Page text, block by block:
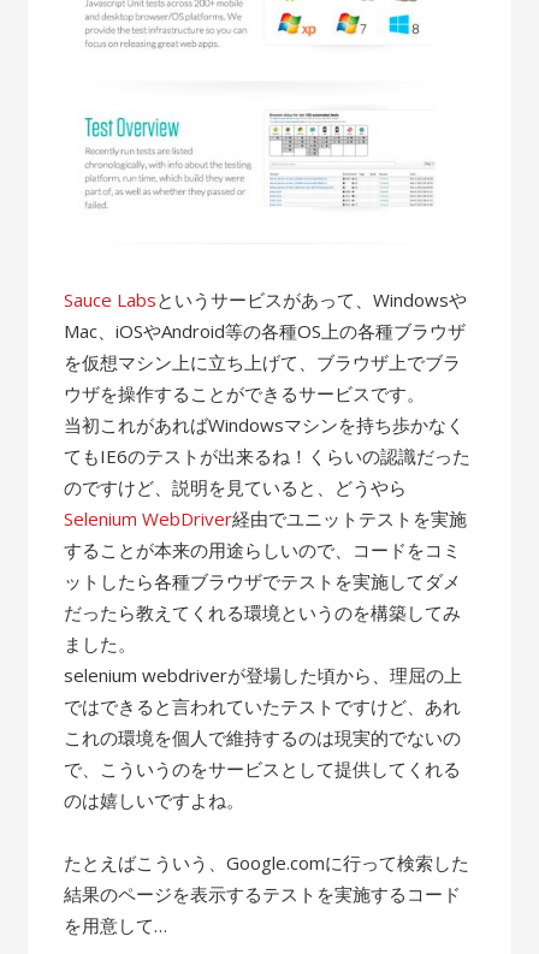
Sauce Labsというサービスがあって、Windowsや
Mac、iOSやAndroid等の各種OS上の各種ブラウザ
を仮想マシン上に立ち上げて、ブラウザ上でブラ
ウザを操作することができるサービスです。
当初これがあればWindowsマシンを持ち歩かなく
てもIE6のテストが出来るね！くらいの認識だった
のですけど、説明を見ていると、どうやら
Selenium WebDriver経由でユニットテストを実施
することが本来の用途らしいので、コードをコミ
ットしたら各種ブラウザでテストを実施してダメ
だったら教えてくれる環境というのを構築してみ
ました。
selenium webdriverが登場した頃から、理屈の上
ではできると言われていたテストですけど、あれ
これの環境を個人で維持するのは現実的でないの
で、こういうのをサービスとして提供してくれる
のは嬉しいですよね。
たとえばこういう、Google.comに行って検索した
結果のページを表示するテストを実施するコード
を用意して…